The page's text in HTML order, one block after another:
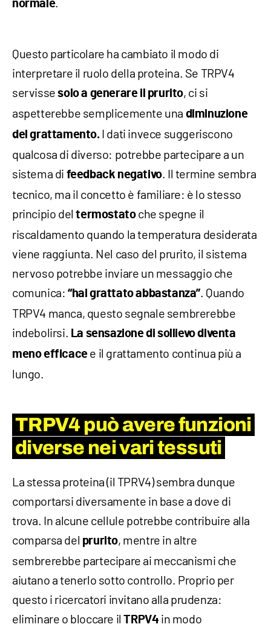
normale
Questo particolare ha cambiato il modo di
interpretare il ruolo della proteina. Se TRPV4
servissesolo a generare il prurito, ci si
aspetterebbe semplicemente una diminuzione
del grattamento.I dati invece suggeriscono
qualcosa di diverso: potrebbe partecipare a un
sistema di feedback negativo. Il termine sembra
tecnico, ma il concetto è familiare: è lo stesso
principio deltermostatoche spegne il
riscaldamento quando la temperatura desiderata
viene raggiunta. Nel caso del prurito, il sistema
nervoso potrebbe inviare un messaggio che
comunica: “hai grattato abbastanza”. Quando
TRPV4 manca, questo segnale sembrerebbe
indebolirsi. La sensazione di sollievo diventa
meno efficacee il grattamento continua più a
lungo.
TRPV4 può avere funzioni
diverse nei vari tessuti
La stessa proteina (il TPRV4) sembra dunque
comportarsi diversamente in base a dove di
trova. In alcune cellule potrebbe contribuire alla
comparsa del prurito, mentre in altre
sembrerebbe partecipare ai meccanismi che
aiutano a tenerlo sotto controllo. Proprio per
questo i ricercatori invitano alla prudenza:
eliminare o bloccare ilTRPV4in modo